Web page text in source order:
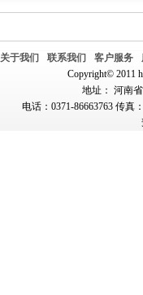
关于我们 联系我们 客户服务
Copyright© 2011
地址： 河南
电话：0371-86663763 传真